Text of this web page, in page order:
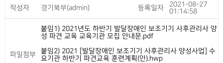
작성자 경기북부(admin) 등록일자
2021-08-27
01:14:58
파일첨부
붙임1) 2021년도 하반기 발달장애인 보조기기 사후관리사 양
성 파견 교육 교육기관 모집 안내문.pdf
붙임2) 2021 [발달장애인 보조기기 사후관리사 양성사업] 수
요기관 하반기 파견교육 훈련계획(안).hwp